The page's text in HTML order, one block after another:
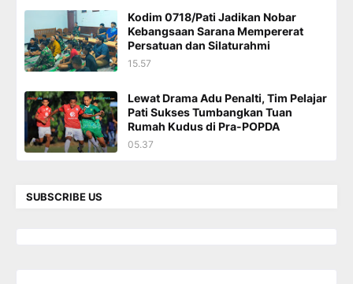
Kodim 0718/Pati Jadikan Nobar
Kebangsaan Sarana Mempererat
Persatuan dan Silaturahmi
15.57
Lewat Drama Adu Penalti, Tim Pelajar
Pati Sukses Tumbangkan Tuan
Rumah Kudus di Pra-POPDA
05.37
SUBSCRIBE US